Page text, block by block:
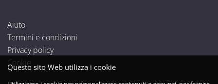
Aiuto
Termini e condizioni
Privacy policy
Cookie
Questo sito Web utilizza i cookie